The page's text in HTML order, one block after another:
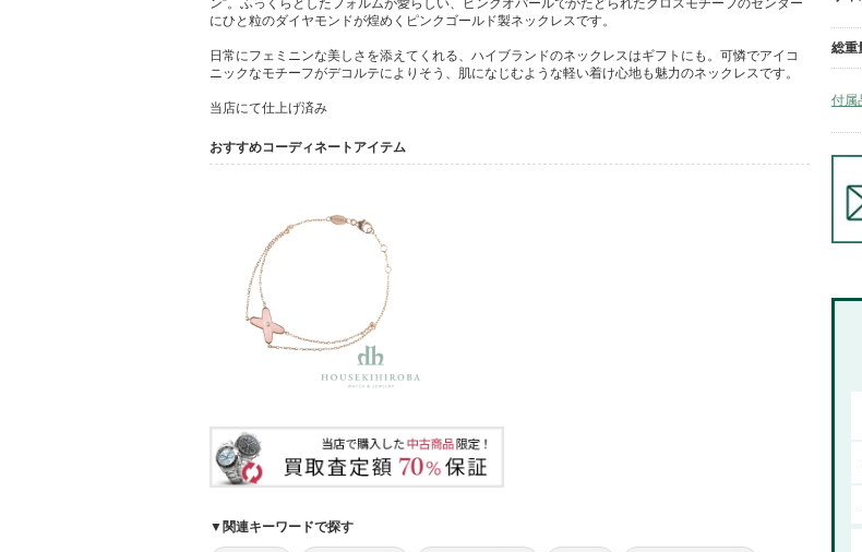
ン”。ふっくらとしたフォルムが愛らしい、ピンクオパールでかたどられたクロスモチーフのセンター
にひと粒のダイヤモンドが煌めくピンクゴールド製ネックレスです。
日常にフェミニンな美しさを添えてくれる、ハイブランドのネックレスはギフトにも。可憐でアイコ
ニックなモチーフがデコルテによりそう、肌になじむような軽い着け心地も魅力のネックレスです。
当店にて仕上げ済み
おすすめコーディネートアイテム
▼関連キーワードで探す
総重
付属